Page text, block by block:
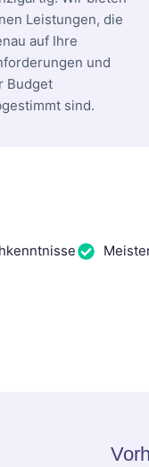
Leistungen, die
auf Ihre
und
Budget
sind.